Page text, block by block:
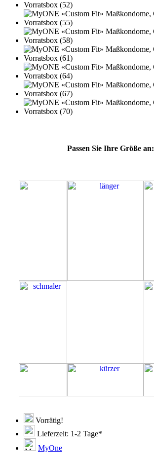
Passen Sie Ihre Größe an:
Vorrätig!
Lieferzeit: 1-2 Tage*
MyOne